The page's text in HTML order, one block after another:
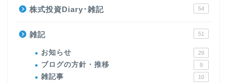
株式投資Diary･雑記 54
雑記 51
お知らせ 29
ブログの方針・推移 9
雑記事 10